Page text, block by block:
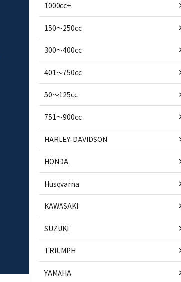
1000cc+
150〜250cc
300〜400cc
401〜750cc
50〜125cc
751〜900cc
HARLEY-DAVIDSON
HONDA
Husqvarna
KAWASAKI
SUZUKI
TRIUMPH
YAMAHA